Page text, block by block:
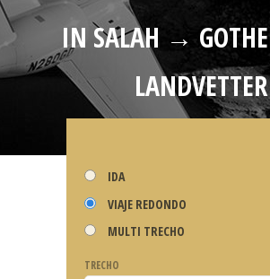
IN SALAH →
LANDVETTER
IDA
VIAJE REDONDO
MULTI TRECHO
TRECHO